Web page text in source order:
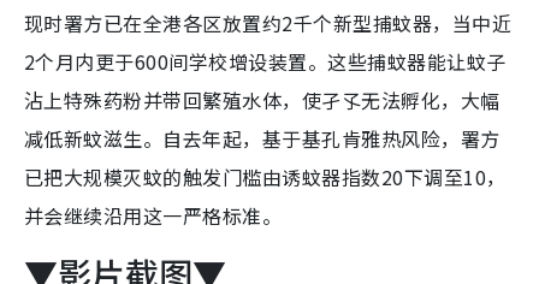
现时署方已在全港各区放置约2千个新型捕蚊器，当中近
2个月内更于600间学校增设装置。这些捕蚊器能让蚊子
沾上特殊药粉并带回繁殖水体，使孑孓无法孵化，大幅
减低新蚊滋生。自去年起，基于基孔肯雅热风险，署方
已把大规模灭蚊的触发门槛由诱蚊器指数20下调至10，
并会继续沿用这一严格标准。
▼影片截图▼